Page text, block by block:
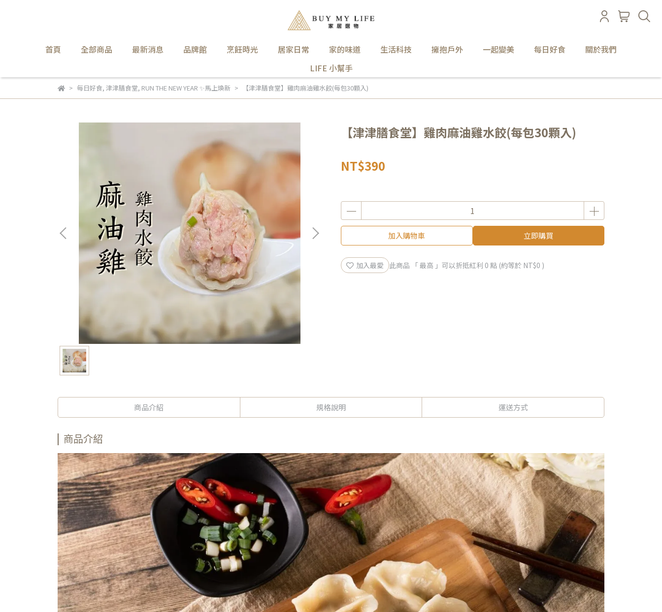
首頁 全部商品 最新消息 品牌館 烹飪時光 居家日常 家的味道 生活科技 擁抱戶外 一起變美 每日好食
關於我們
LIFE 小幫手
每日好食, 津津膳食堂, RUN THE NEW YEAR ✨馬上煥新 【津津膳食堂】雞肉麻油雞水餃(每包30顆入)
【津津膳食堂】雞肉麻油雞水餃(每包30顆入)
NT$390
加入購物車 立即購買
加入最愛 此商品 「 最高 」可以折抵紅利 0 點 (約等於 NT$0 )
商品介紹 規格說明 運送方式
商品介紹